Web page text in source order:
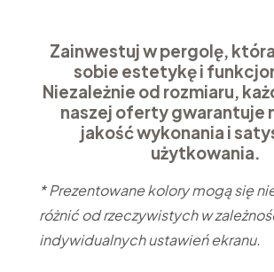
Zainwestuj w pergolę,
sobie estetykę i
Niezależnie od rozmiaru,
naszej oferty gwarantuje
jakość wykonania i
użytkowania.
* Prezentowane kolory mogą się
różnić od rzeczywistych w
indywidualnych ustawień ekranu.